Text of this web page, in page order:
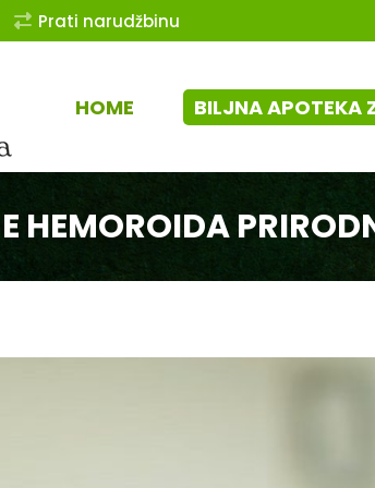
Prati narudžbinu
HOME BILJNA APOTEKA
HEMOROIDA